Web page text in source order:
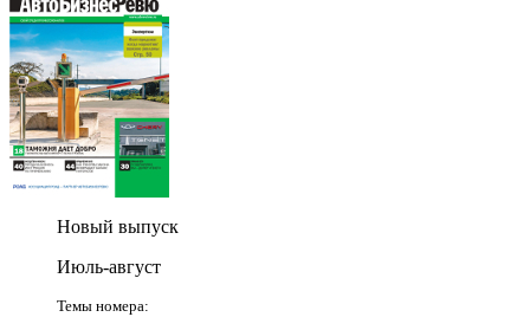
Новый выпуск
Июль-август
Темы номера: